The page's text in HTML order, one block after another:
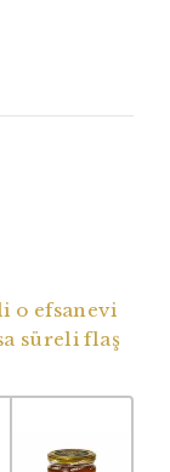
o efsanevi
süreli flaş